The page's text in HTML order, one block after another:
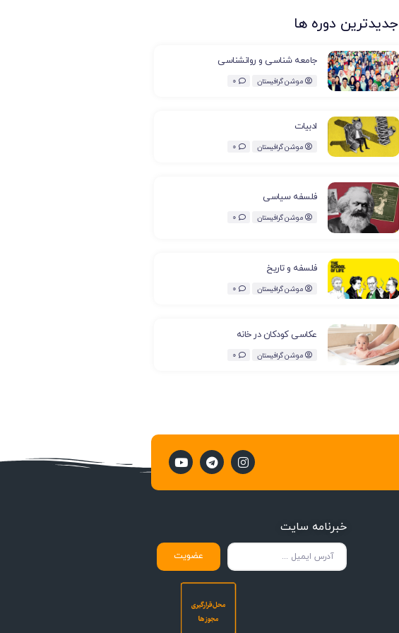
جدیدترین دوره ها
جامعه شناسی و روانشناسی
موشن گرافیستان 0
ادبیات
موشن گرافیستان 0
فلسفه سیاسی
موشن گرافیستان 0
فلسفه و تاریخ
موشن گرافیستان 0
عکاسی کودکان در خانه
موشن گرافیستان 0
خبرنامه سایت
عضویت